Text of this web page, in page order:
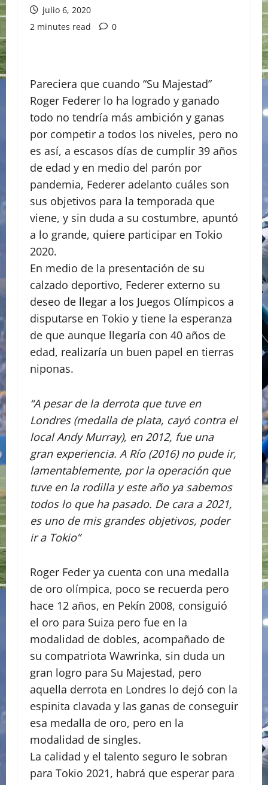
julio 6, 2020
2 minutes read
0
Pareciera que cuando “Su Majestad”
Roger Federer lo ha logrado y ganado
todo no tendría más ambición y ganas
por competir a todos los niveles, pero no
es así, a escasos días de cumplir 39 años
de edad y en medio del parón por
pandemia, Federer adelanto cuáles son
sus objetivos para la temporada que
viene, y sin duda a su costumbre, apuntó
a lo grande, quiere participar en Tokio
2020.
En medio de la presentación de su
calzado deportivo, Federer externo su
deseo de llegar a los Juegos Olímpicos a
disputarse en Tokio y tiene la esperanza
de que aunque llegaría con 40 años de
edad, realizaría un buen papel en tierras
niponas.
“A pesar de la derrota que tuve en
Londres (medalla de plata, cayó contra el
local Andy Murray), en 2012, fue una
gran experiencia. A Río (2016) no pude ir,
lamentablemente, por la operación que
tuve en la rodilla y este año ya sabemos
todos lo que ha pasado. De cara a 2021,
es uno de mis grandes objetivos, poder
ir a Tokio”
Roger Feder ya cuenta con una medalla
de oro olímpica, poco se recuerda pero
hace 12 años, en Pekín 2008, consiguió
el oro para Suiza pero fue en la
modalidad de dobles, acompañado de
su compatriota Wawrinka, sin duda un
gran logro para Su Majestad, pero
aquella derrota en Londres lo dejó con la
espinita clavada y las ganas de conseguir
esa medalla de oro, pero en la
modalidad de singles.
La calidad y el talento seguro le sobran
para Tokio 2021, habrá que esperar para